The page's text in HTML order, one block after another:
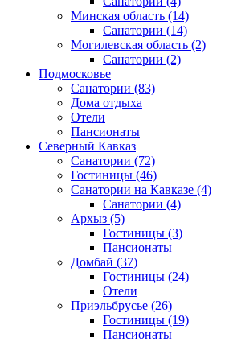
Минская область (14)
Санатории (14)
Могилевская область (2)
Санатории (2)
Подмосковье
Санатории (83)
Дома отдыха
Отели
Пансионаты
Северный Кавказ
Санатории (72)
Гостиницы (46)
Санатории на Кавказе (4)
Санатории (4)
Архыз (5)
Гостиницы (3)
Пансионаты
Домбай (37)
Гостиницы (24)
Отели
Приэльбрусье (26)
Гостиницы (19)
Пансионаты